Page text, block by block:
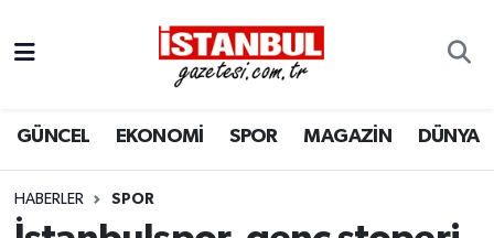
GÜNCEL EKONOMİ SPOR MAGAZİN DÜNYA
HABERLER SPOR
EKONOMİ
İSTANBUL
Nöbetçi Eczaneler
Hava Durumu
Trafik Durumu